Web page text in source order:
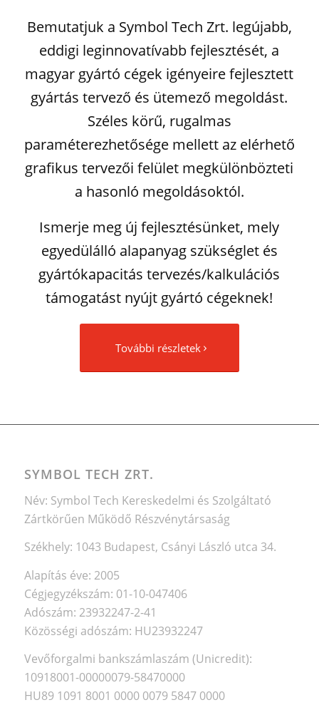
Bemutatjuk a Symbol Tech Zrt. legújabb,
eddigi leginnovatívabb fejlesztését, a
magyar gyártó cégek igényeire fejlesztett
gyártás tervező és ütemező megoldást.
Széles körű, rugalmas
paraméterezhetősége mellett az elérhető
grafikus tervezői felület megkülönbözteti
a hasonló megoldásoktól.
Ismerje meg új fejlesztésünket, mely
egyedülálló alapanyag szükséglet és
gyártókapacitás tervezés/kalkulációs
támogatást nyújt gyártó cégeknek!
További részletek
SYMBOL TECH ZRT.
Név: Symbol Tech Kereskedelmi és Szolgáltató
Zártkörűen Működő Részvénytársaság
Székhely: 1043 Budapest, Csányi László utca 34.
Alapítás éve: 2005
Cégjegyzékszám: 01-10-047406
Adószám: 23932247-2-41
Közösségi adószám: HU23932247
Vevőforgalmi bankszámlaszám (Unicredit):
10918001-00000079-58470000
HU89 1091 8001 0000 0079 5847 0000